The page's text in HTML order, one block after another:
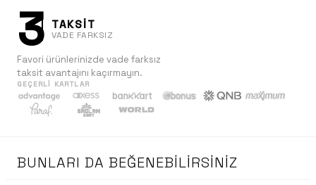
3 TAKSİT
VADE FARKSIZ
Favori ürünlerinizde vade farksız
taksit avantajını kaçırmayın.
GEÇERLI KARTLAR
BUNLARI DA BEĞENEBILIRSINIZ